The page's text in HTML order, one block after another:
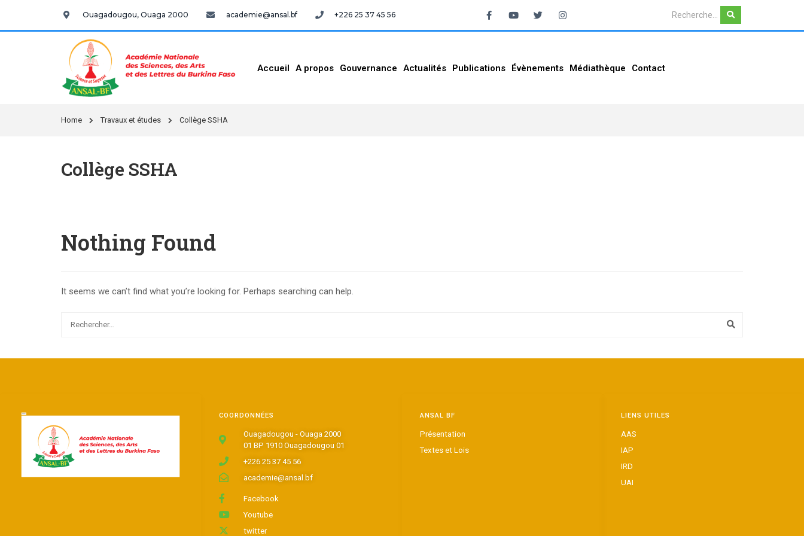
Ouagadougou, Ouaga 2000 academie@ansal.bf +226 25 37 45 56
Accueil A propos Gouvernance Actualités Publications Évènements Médiathèque Contact
Home Travaux et études Collège SSHA
Collège SSHA
Nothing Found
It seems we can’t find what you’re looking for. Perhaps searching can help.
COORDONNÉES
Ouagadougou - Ouaga 2000
01 BP 1910 Ouagadougou 01
+226 25 37 45 56
academie@ansal.bf
Facebook
Youtube
twitter
ANSAL BF
Présentation
Textes et Lois
LIENS UTILES
AAS
IAP
IRD
UAI